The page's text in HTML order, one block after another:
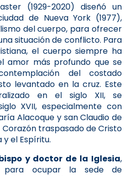
(1929-2020) diseñó un
de Nueva York (1977),
del cuerpo, para ofrecer
situación de conflicto. Para
el cuerpo siempre ha
amor más profundo que se
del costado
levantado en la cruz. Este
en el siglo XII, se
XVII, especialmente con
Alacoque y san Claudio de
Corazón traspasado de Cristo
y el Espíritu.
y doctor de la Iglesia,
para ocupar la sede de